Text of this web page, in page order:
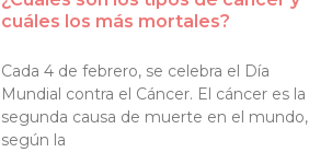
cuáles los más mortales?
Cada 4 de febrero, se celebra el Día
Mundial contra el Cáncer. El cáncer es la
segunda causa de muerte en el mundo,
según la